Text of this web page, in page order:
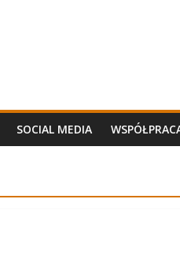
SOCIAL MEDIA